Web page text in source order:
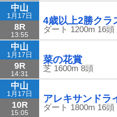
中山
1月17日
8R
13:55
4歳以上2勝クラ
ダート 1200m 16頭
中山
1月17日
9R
14:31
菜の花賞
芝 1600m 8頭
中山
1月17日
10R
15:05
アレキサンドラ
ダート 1800m 16頭